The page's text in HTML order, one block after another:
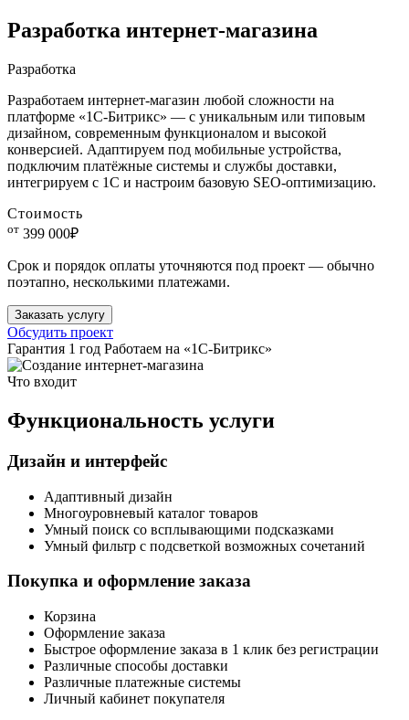
Разработка интернет-магазина
Разработка
Разработаем интернет-магазин любой сложности на
платформе «1С-Битрикс» — с уникальным или типовым
дизайном, современным функционалом и высокой
конверсией. Адаптируем под мобильные устройства,
подключим платёжные системы и службы доставки,
интегрируем с 1С и настроим базовую SEO-оптимизацию.
Стоимость
от 399 000₽
Срок и порядок оплаты уточняются под проект — обычно
поэтапно, несколькими платежами.
Заказать услугу
Обсудить проект
Гарантия 1 год Работаем на «1С-Битрикс»
Что входит
Функциональность услуги
Дизайн и интерфейс
Адаптивный дизайн
Многоуровневый каталог товаров
Умный поиск со всплывающими подсказками
Умный фильтр с подсветкой возможных сочетаний
Покупка и оформление заказа
Корзина
Оформление заказа
Быстрое оформление заказа в 1 клик без регистрации
Различные способы доставки
Различные платежные системы
Личный кабинет покупателя